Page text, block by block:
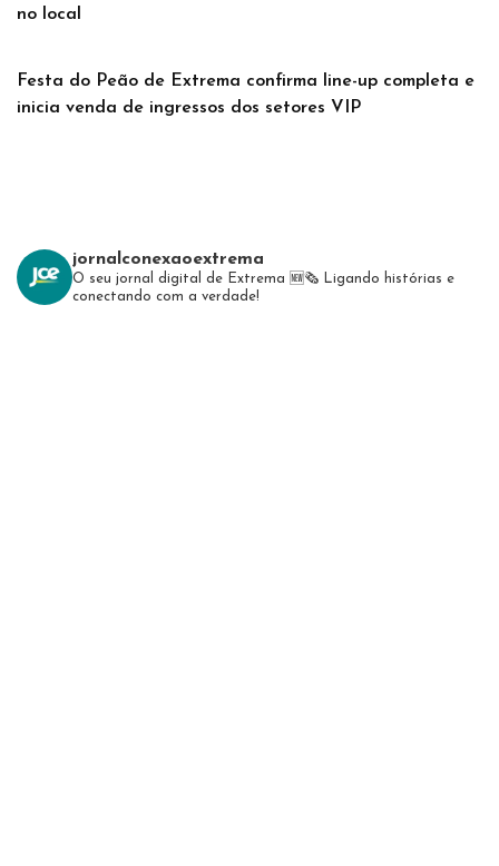
no local
Festa do Peão de Extrema confirma line-up completa e
inicia venda de ingressos dos setores VIP
jornalconexaoextrema
O seu jornal digital de Extrema 🆕️🗞 Ligando histórias e
conectando com a verdade!